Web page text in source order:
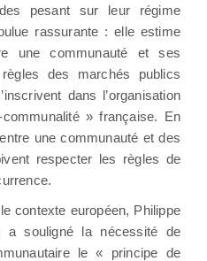
pesant sur leur régime
rassurante : elle estime
une communauté et ses
des marchés publics
dans l’organisation
» française. En
une communauté et des
respecter les règles de
contexte européen, Philippe
a souligné la nécessité de
le « principe de